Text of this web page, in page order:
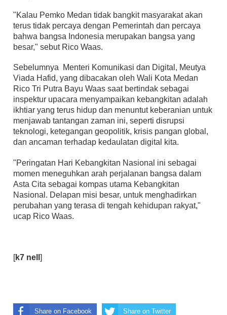
"Kalau Pemko Medan tidak bangkit masyarakat akan
terus tidak percaya dengan Pemerintah dan percaya
bahwa bangsa Indonesia merupakan bangsa yang
besar," sebut Rico Waas.
Sebelumnya Menteri Komunikasi dan Digital, Meutya
Viada Hafid, yang dibacakan oleh Wali Kota Medan
Rico Tri Putra Bayu Waas saat bertindak sebagai
inspektur upacara menyampaikan kebangkitan adalah
ikhtiar yang terus hidup dan menuntut keberanian untuk
menjawab tantangan zaman ini, seperti disrupsi
teknologi, ketegangan geopolitik, krisis pangan global,
dan ancaman terhadap kedaulatan digital kita.
"Peringatan Hari Kebangkitan Nasional ini sebagai
momen meneguhkan arah perjalanan bangsa dalam
Asta Cita sebagai kompas utama Kebangkitan
Nasional. Delapan misi besar, untuk menghadirkan
perubahan yang terasa di tengah kehidupan rakyat,"
ucap Rico Waas.
[k7 nell ]
Share on Facebook Share on Twitter